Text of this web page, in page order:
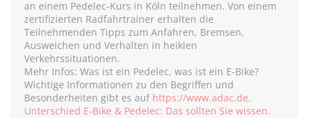
an einem Pedelec-Kurs in Köln teilnehmen. Von einem
zertifizierten Radfahrtrainer erhalten die
Teilnehmenden Tipps zum Anfahren, Bremsen,
Ausweichen und Verhalten in heiklen
Verkehrssituationen.
Mehr Infos: Was ist ein Pedelec, was ist ein E-Bike?
Wichtige Informationen zu den Begriffen und
Besonderheiten gibt es auf https://www.adac.de.
Unterschied E-Bike & Pedelec: Das sollten Sie wissen.